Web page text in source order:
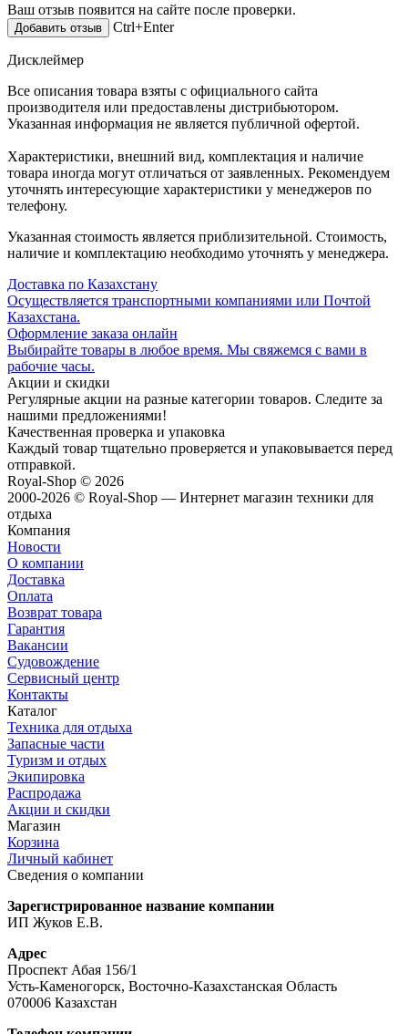
Ваш отзыв появится на сайте после проверки.
Ctrl+Enter
Дисклеймер
Все описания товара взяты с официального сайта
производителя или предоставлены дистрибьютором.
Указанная информация не является публичной офертой.
Характеристики, внешний вид, комплектация и наличие
товара иногда могут отличаться от заявленных. Рекомендуем
уточнять интересующие характеристики у менеджеров по
телефону.
Указанная стоимость является приблизительной. Стоимость,
наличие и комплектацию необходимо уточнять у менеджера.
Доставка по Казахстану
Осуществляется транспортными компаниями или Почтой
Казахстана.
Оформление заказа онлайн
Выбирайте товары в любое время. Мы свяжемся с вами в
рабочие часы.
Акции и скидки
Регулярные акции на разные категории товаров. Следите за
нашими предложениями!
Качественная проверка и упаковка
Каждый товар тщательно проверяется и упаковывается перед
отправкой.
Royal-Shop © 2026
2000-2026 © Royal-Shop — Интернет магазин техники для
отдыха
Компания
Новости
О компании
Доставка
Оплата
Возврат товара
Гарантия
Вакансии
Судовождение
Сервисный центр
Контакты
Каталог
Техника для отдыха
Запасные части
Туризм и отдых
Экипировка
Распродажа
Акции и скидки
Магазин
Корзина
Личный кабинет
Сведения о компании
Зарегистрированное название компании
ИП Жуков Е.В.
Адрес
Проспект Абая 156/1
Усть-Каменогорск, Восточно-Казахстанская Область
070006 Казахстан